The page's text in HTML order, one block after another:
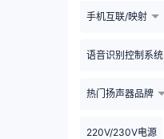
手机互联/映射
语音识别控制系统
热门扬声器品牌
220V/230V电源